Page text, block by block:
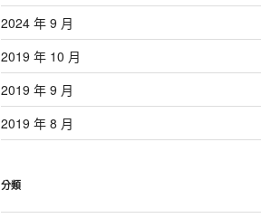
2024 年 9 月
2019 年 10 月
2019 年 9 月
2019 年 8 月
分類